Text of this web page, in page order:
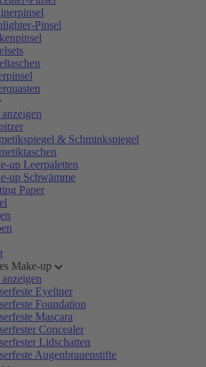
Pinsel
& Schminkspiegel
up Leerpaletten
up Schwämme
Paper
Make-up
Eyeliner
Foundation
Mascara
Concealer
Lidschatten
Augenbrauenstifte